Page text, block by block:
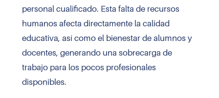
personal cualificado. Esta falta de recursos
humanos afecta directamente la calidad
educativa, así como el bienestar de alumnos y
docentes, generando una sobrecarga de
trabajo para los pocos profesionales
disponibles.